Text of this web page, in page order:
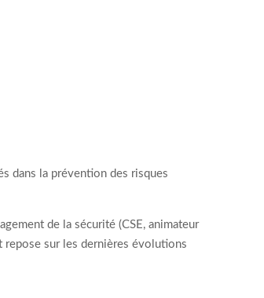
dans la prévention des risques
de la sécurité (CSE, animateur
repose sur les dernières évolutions